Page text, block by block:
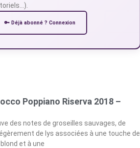
🔑 Déjà abonné ? Connexion
Poppiano Riserva 2018 –
des notes de groseilles sauvages, de
de lys associées à une touche de
et à une